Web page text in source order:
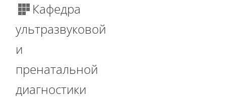
Кафедра
ультразвуковой
и
пренатальной
диагностики